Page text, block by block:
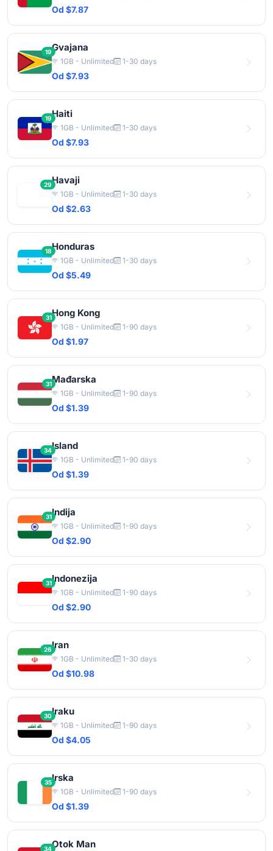
Od $7.87
19Gvajana
1GB - Unlimited 1-30 days
Od $7.93
19Haiti
1GB - Unlimited 1-30 days
Od $7.93
29Havaji
1GB - Unlimited 1-30 days
Od $2.63
18Honduras
1GB - Unlimited 1-30 days
Od $5.49
31Hong Kong
1GB - Unlimited 1-90 days
Od $1.97
31Mađarska
1GB - Unlimited 1-90 days
Od $1.39
34Island
1GB - Unlimited 1-90 days
Od $1.39
31Indija
1GB - Unlimited 1-90 days
Od $2.90
31Indonezija
1GB - Unlimited 1-90 days
Od $2.90
26Iran
1GB - Unlimited 1-30 days
Od $10.98
30Iraku
1GB - Unlimited 1-90 days
Od $4.05
35Irska
1GB - Unlimited 1-90 days
Od $1.39
34Otok Man